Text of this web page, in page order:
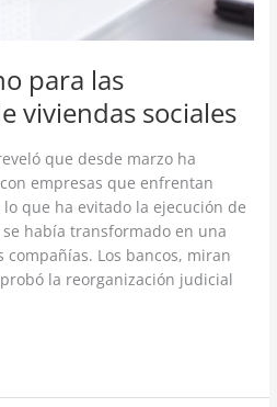
para las
viviendas sociales
que desde marzo ha
empresas que enfrentan
que ha evitado la ejecución de
había transformado en una
Los bancos, miran
la reorganización judicial